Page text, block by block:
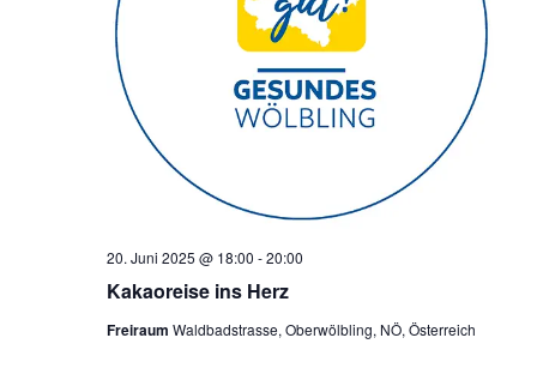
Kakaoreise ins Herz
20. Juni 2025 @ 18:00 -20:00
Freiraum Waldbadstrasse, Oberwölbling, NÖ, Österreich